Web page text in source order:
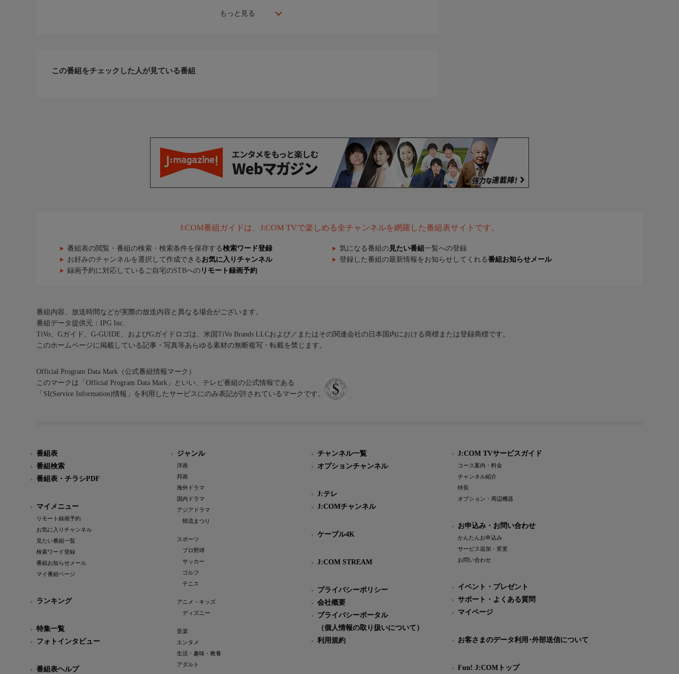
もっと見る
この番組をチェックした人が見ている番組
J:COM番組ガイドは、J:COM TVで楽しめる全チャンネルを網羅した番組表サイトです。
番組表の閲覧・番組の検索・検索条件を保存する検索ワード登録 気になる番組の 見たい番組 一覧への登録
お好みのチャンネルを選択して作成できる お気に入りチャンネル 登録した番組の最新情報をお知らせしてくれる番組お知らせメール
録画予約に対応しているご自宅のSTBへの リモート録画予約
番組内容、放送時間などが実際の放送内容と異なる場合がございます。
番組データ提供元：IPG Inc.
TiVo、Gガイド、G-GUIDE、およびGガイドロゴは、米国TiVo Brands LLCおよび／またはその関連会社の日本国内における商標または登録商標です。
このホームページに掲載している記事・写真等あらゆる素材の無断複写・転載を禁じます。
Official Program Data Mark（公式番組情報マーク）
このマークは「Official Program Data Mark」といい、テレビ番組の公式情報である
「SI(Service Information)情報」を利用したサービスにのみ表記が許されているマークです。
番組表
番組検索
番組表・チラシPDF
マイメニュー
リモート録画予約
お気に入りチャンネル
見たい番組一覧
検索ワード登録
番組お知らせメール
マイ番組ページ
ランキング
特集一覧
フォトインタビュー
番組表ヘルプ
ジャンル
洋画
邦画
海外ドラマ
国内ドラマ
アジアドラマ
韓流まつり
スポーツ
プロ野球
サッカー
ゴルフ
テニス
アニメ・キッズ
ディズニー
音楽
エンタメ
生活・趣味・教養
アダルト
チャンネル一覧
オプションチャンネル
J:テレ
J:COMチャンネル
ケーブル4K
J:COM STREAM
プライバシーポリシー
会社概要
プライバシーポータル
（個人情報の取り扱いについて）
利用規約
J:COM TVサービスガイド
コース案内・料金
チャンネル紹介
特長
オプション・周辺機器
お申込み・お問い合わせ
かんたんお申込み
サービス追加・変更
お問い合わせ
イベント・プレゼント
サポート・よくある質問
マイページ
お客さまのデータ利用･外部送信について
Fun! J:COMトップ